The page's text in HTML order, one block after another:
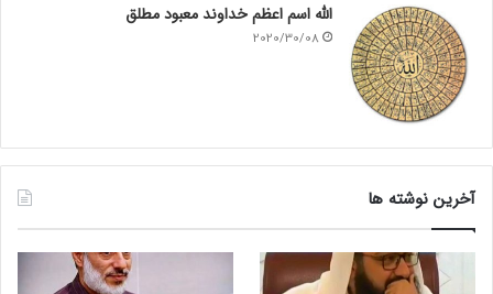
الله اسم اعظم خداوند معبود مطلق
2020/30/08
آخرین نوشته ها